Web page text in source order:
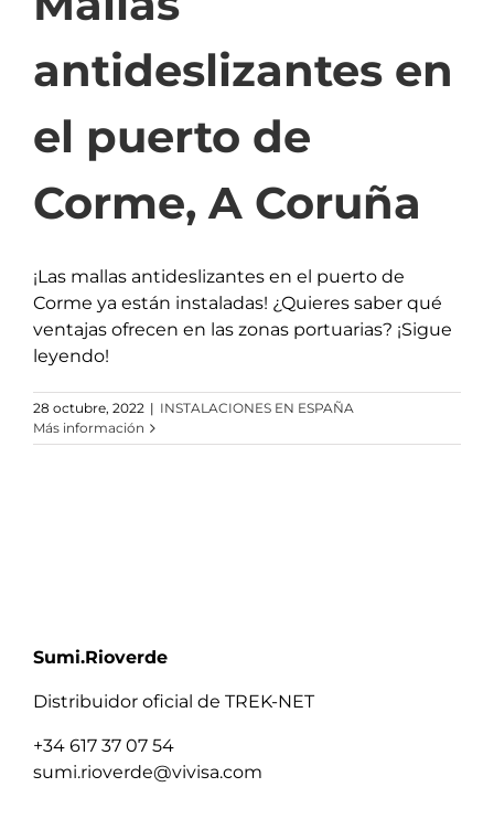
antideslizantes en
el puerto de
Corme, A Coruña
¡Las mallas antideslizantes en el puerto de
Corme ya están instaladas! ¿Quieres saber qué
ventajas ofrecen en las zonas portuarias? ¡Sigue
leyendo!
28 octubre, 2022 | INSTALACIONES EN ESPAÑA
Más información
Sumi.Rioverde
Distribuidor oficial de TREK-NET
+34 617 37 07 54
sumi.rioverde@vivisa.com